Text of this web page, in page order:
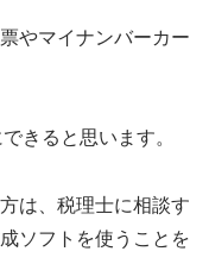
やマイナンバーカー
きると思います。
は、税理士に相談す
ソフトを使うことを